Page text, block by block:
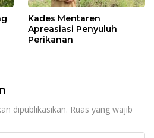
Kades Mentaren
Apreasiasi Penyuluh
Perikanan
dipublikasikan. Ruas yang wajib